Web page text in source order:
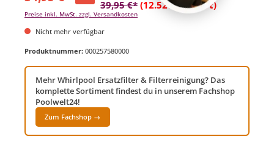
39,95 €* (12.52% gespart)
Preise inkl. MwSt. zzgl. Versandkosten
Nicht mehr verfügbar
Produktnummer: 000257580000
Mehr Whirlpool Ersatzfilter & Filterreinigung? Das
komplette Sortiment findest du in unserem Fachshop
Poolwelt24!
Zum Fachshop →